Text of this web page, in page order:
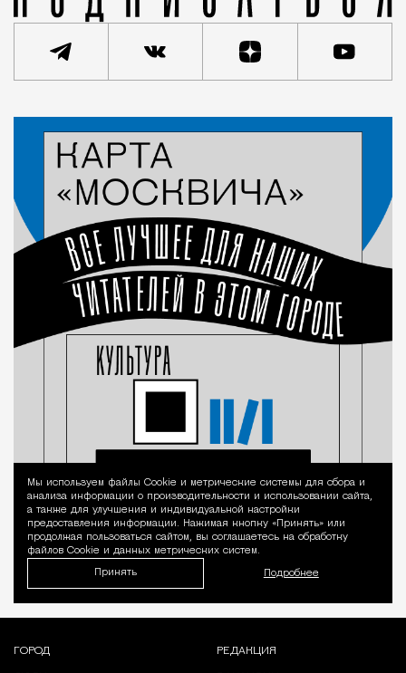
Уведомление
Мы используем файлы Сookie и метрические системы для сбора и
анализа информации о производительности и использовании сайта,
а также для улучшения и индивидуальной настройки
предоставления информации. Нажимая кнопку «Принять» или
продолжая пользоваться сайтом, вы соглашаетесь на обработку
файлов Cookie и данных метрических систем.
Принять Подробнее
ГОРОД РЕДАКЦИЯ